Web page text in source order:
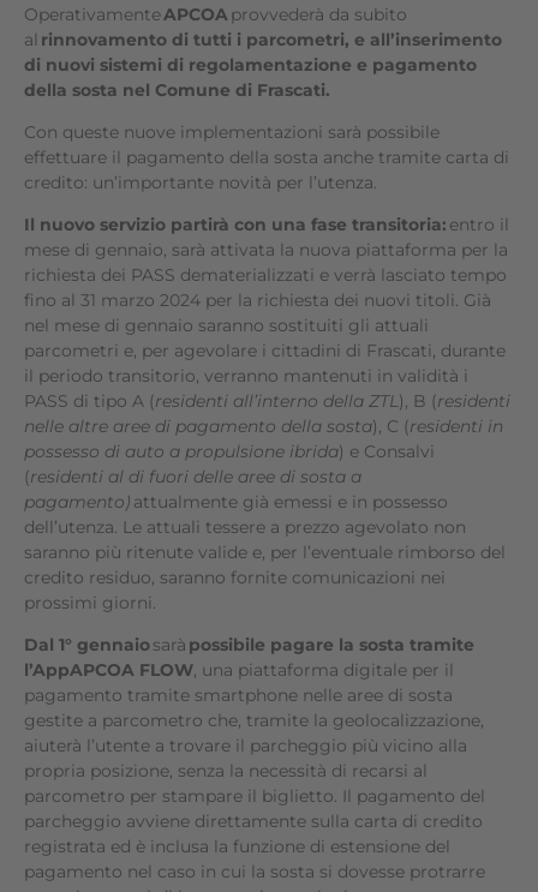
OperativamenteAPCOAprovvederà da subito
al rinnovamento di tutti i parcometri, e all’inserimento
di nuovi sistemi di regolamentazione e pagamento
della sosta nel Comune di Frascati.
Con queste nuove implementazioni sarà possibile
effettuare il pagamento della sosta anche tramite carta di
credito: un’importante novità per l’utenza.
Il nuovo servizio partirà con una fase transitoria: entro il
mese di gennaio, sarà attivata la nuova piattaforma per la
richiesta dei PASS dematerializzati e verrà lasciato tempo
fino al 31 marzo 2024 per la richiesta dei nuovi titoli. Già
nel mese di gennaio saranno sostituiti gli attuali
parcometri e, per agevolare i cittadini di Frascati, durante
il periodo transitorio, verranno mantenuti in validità i
PASS di tipo A (residenti all’interno della ZTL), B (residenti
nelle altre aree di pagamento della sosta), C (residenti in
possesso di auto a propulsione ibrida) e Consalvi
(residenti al di fuori delle aree di sosta a
pagamento) attualmente già emessi e in possesso
dell’utenza. Le attuali tessere a prezzo agevolato non
saranno più ritenute valide e, per l’eventuale rimborso del
credito residuo, saranno fornite comunicazioni nei
prossimi giorni.
Dal 1° gennaiosarà possibile pagare la sosta tramite
l’AppAPCOA FLOW, una piattaforma digitale per il
pagamento tramite smartphone nelle aree di sosta
gestite a parcometro che, tramite la geolocalizzazione,
aiuterà l’utente a trovare il parcheggio più vicino alla
propria posizione, senza la necessità di recarsi al
parcometro per stampare il biglietto. Il pagamento del
parcheggio avviene direttamente sulla carta di credito
registrata ed è inclusa la funzione di estensione del
pagamento nel caso in cui la sosta si dovesse protrarre